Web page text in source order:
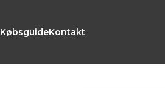
KøbsguideKontakt